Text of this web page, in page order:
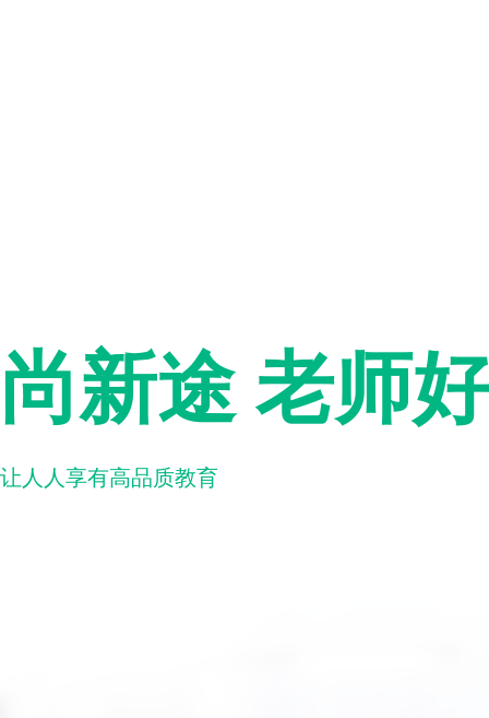
尚新途 老师
让人人享有高品质教育